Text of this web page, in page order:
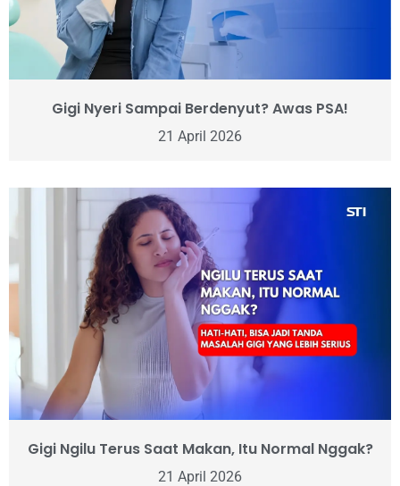
Gigi Nyeri Sampai Berdenyut? Awas PSA!
21 April 2026
Gigi Ngilu Terus Saat Makan, Itu Normal Nggak?
21 April 2026